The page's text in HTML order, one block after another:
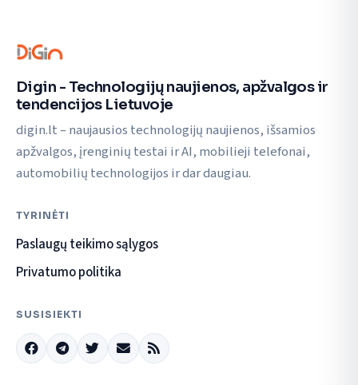
Digin - Technologijų naujienos, apžvalgos ir
tendencijos Lietuvoje
digin.lt – naujausios technologijų naujienos, išsamios
apžvalgos, įrenginių testai ir AI, mobilieji telefonai,
automobilių technologijos ir dar daugiau.
TYRINĖTI
Paslaugų teikimo sąlygos
Privatumo politika
SUSISIEKTI